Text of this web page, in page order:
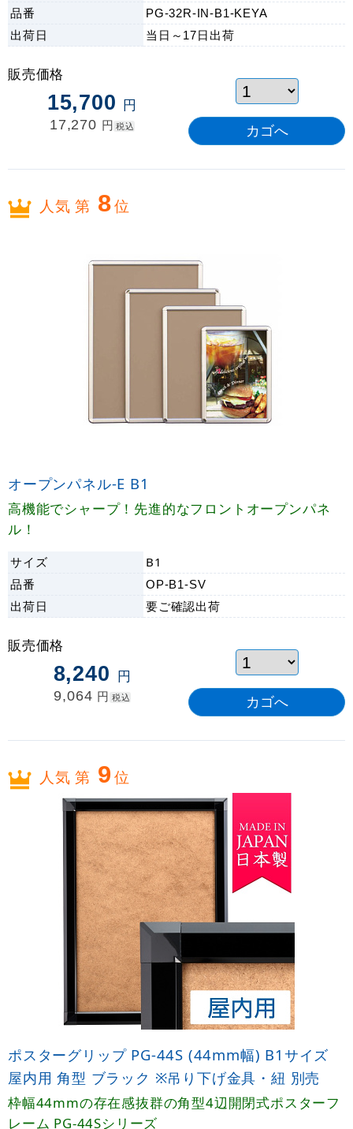
品番
PG-32R-IN-B1-KEYA
出荷日 当日～17日 出荷
販売価格
15,700 円
17,270 円 税込
人気 第 8位
オープンパネル-E B1
高機能でシャープ！先進的なフロントオープンパネ
ル！
サイズ
B1
品番
OP-B1-SV
出荷日 要ご確認出荷
販売価格
8,240 円
9,064 円 税込
人気 第 9位
ポスターグリップ PG-44S (44mm幅) B1サイズ
屋内用 角型 ブラック ※吊り下げ金具・紐 別売
枠幅44mmの存在感抜群の角型4辺開閉式ポスターフ
レーム PG-44Sシリーズ